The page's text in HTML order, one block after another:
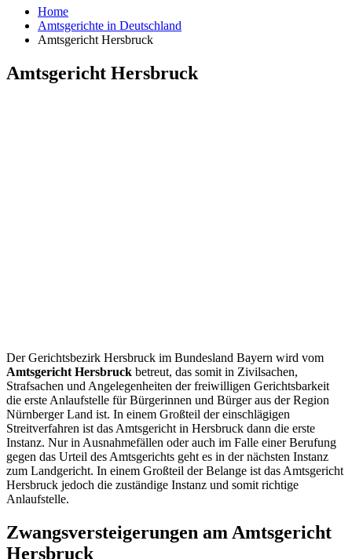
Home
Amtsgerichte in Deutschland
Amtsgericht Hersbruck
Amtsgericht Hersbruck
Der Gerichtsbezirk Hersbruck im Bundesland Bayern wird vom
Amtsgericht Hersbruck betreut, das somit in Zivilsachen,
Strafsachen und Angelegenheiten der freiwilligen Gerichtsbarkeit
die erste Anlaufstelle für Bürgerinnen und Bürger aus der Region
Nürnberger Land ist. In einem Großteil der einschlägigen
Streitverfahren ist das Amtsgericht in Hersbruck dann die erste
Instanz. Nur in Ausnahmefällen oder auch im Falle einer Berufung
gegen das Urteil des Amtsgerichts geht es in der nächsten Instanz
zum Landgericht. In einem Großteil der Belange ist das Amtsgericht
Hersbruck jedoch die zuständige Instanz und somit richtige
Anlaufstelle.
Zwangsversteigerungen am Amtsgericht
Hersbruck